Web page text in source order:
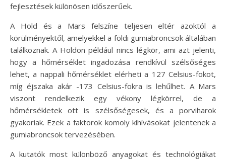
fejlesztések különösen időszerűek.
A Hold és a Mars felszíne teljesen eltér azoktól a
körülményektől, amelyekkel a földi gumiabroncsok általában
találkoznak. A Holdon például nincs légkör, ami azt jelenti,
hogy a hőmérséklet ingadozása rendkívül szélsőséges
lehet, a nappali hőmérséklet elérheti a 127 Celsius-fokot,
míg éjszaka akár -173 Celsius-fokra is lehűlhet. A Mars
viszont rendelkezik egy vékony légkörrel, de a
hőmérsékletek ott is szélsőségesek, és a porviharok
gyakoriak. Ezek a faktorok komoly kihívásokat jelentenek a
gumiabroncsok tervezésében.
A kutatók most különböző anyagokat és technológiákat